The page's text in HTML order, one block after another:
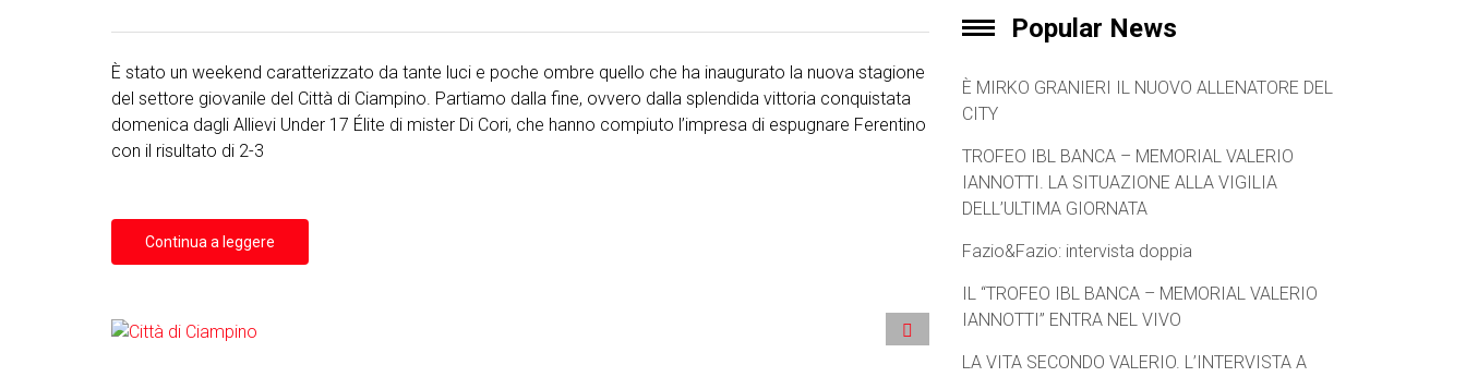
È stato un weekend caratterizzato da tante luci e poche ombre quello che ha inaugurato la nuova stagione
del settore giovanile del Città di Ciampino. Partiamo dalla fine, ovvero dalla splendida vittoria conquistata
domenica dagli Allievi Under 17 Élite di mister Di Cori, che hanno compiuto l’impresa di espugnare Ferentino
con il risultato di 2-3
Continua a leggere
Popular News
È MIRKO GRANIERI IL NUOVO ALLENATORE DEL
CITY
TROFEO IBL BANCA – MEMORIAL VALERIO
IANNOTTI. LA SITUAZIONE ALLA VIGILIA
DELL’ULTIMA GIORNATA
Fazio&Fazio: intervista doppia
IL “TROFEO IBL BANCA – MEMORIAL VALERIO
IANNOTTI” ENTRA NEL VIVO
LA VITA SECONDO VALERIO. L’INTERVISTA A